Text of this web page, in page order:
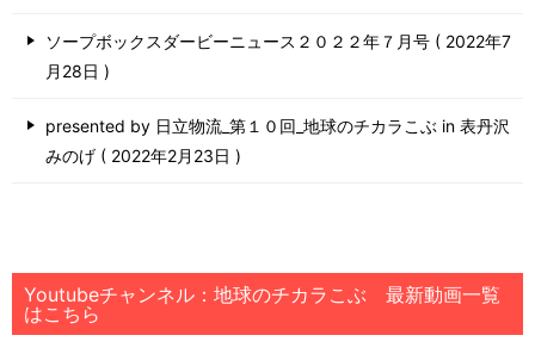
ソープボックスダービーニュース２０２２年７月号
2022年7
月28日
presented by 日立物流_第１０回_地球のチカラこぶ in 表丹沢
みのげ
2022年2月23日
Youtubeチャンネル：地球のチカラこぶ 最新動画一覧
はこちら